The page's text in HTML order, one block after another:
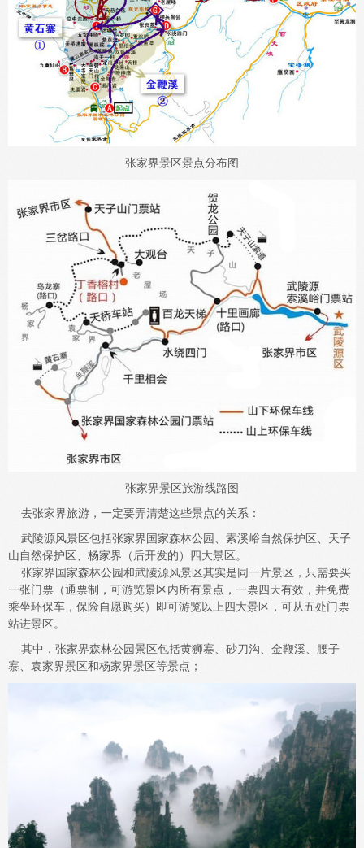
张家界景区景点分布图
张家界景区旅游线路图
去张家界旅游，一定要弄清楚这些景点的关系：
武陵源风景区包括张家界国家森林公园、索溪峪自然保护区、天子
山自然保护区、杨家界（后开发的）四大景区。
张家界国家森林公园和武陵源风景区其实是同一片景区，只需要买
一张门票（通票制，可游览景区内所有景点，一票四天有效，并免费
乘坐环保车，保险自愿购买）即可游览以上四大景区，可从五处门票
站进景区。
其中，张家界森林公园景区包括黄狮寨、砂刀沟、金鞭溪、腰子
寨、袁家界景区和杨家界景区等景点；